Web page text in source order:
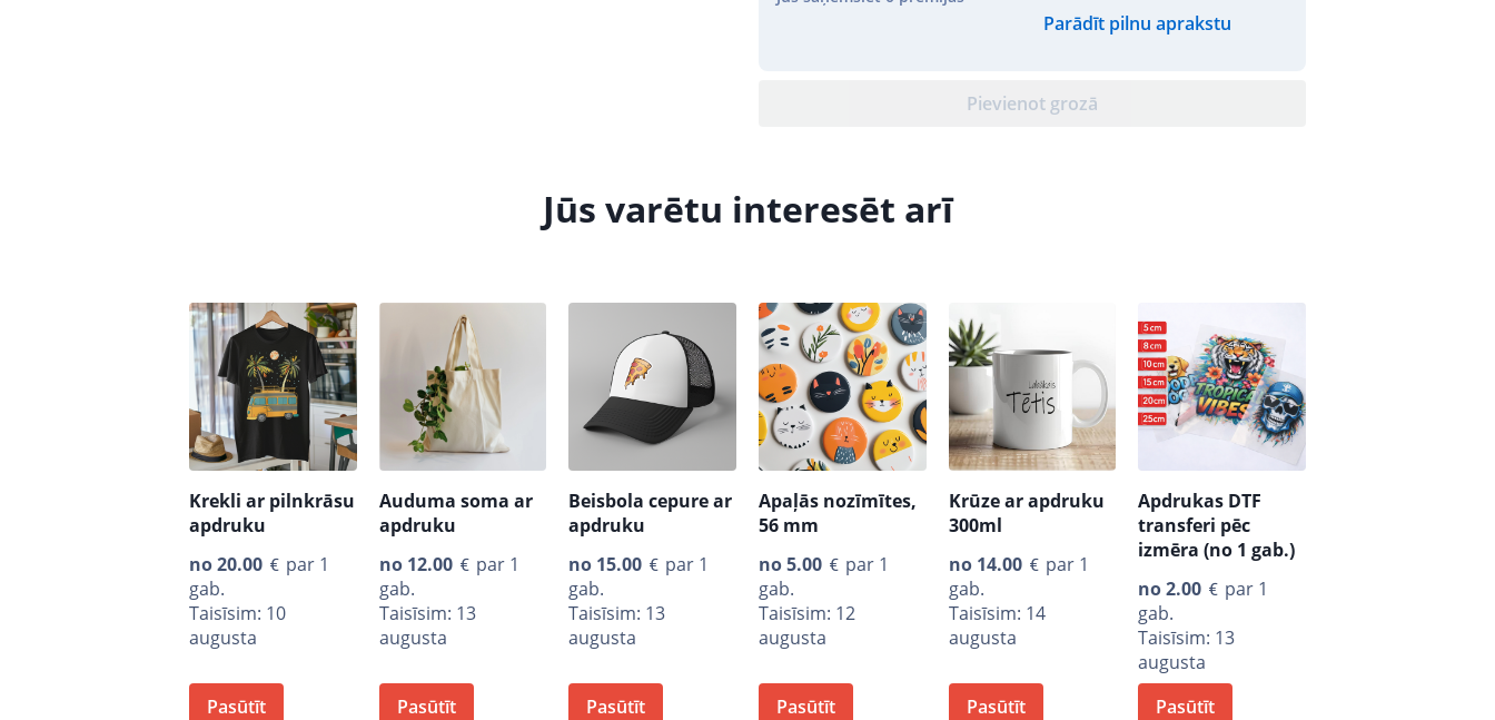
Parādīt pilnu aprakstu
Pievienot grozā
Jūs varētu interesēt arī
Krekli ar pilnkrāsu
apdruku
no20.00
par 1
gab.
Taisīsim: 10
augusta
Pasūtīt
Auduma soma ar
apdruku
no 12.00
par 1
gab.
Taisīsim: 13
augusta
Pasūtīt
Beisbola cepure ar
apdruku
no 15.00
par 1
gab.
Taisīsim: 13
augusta
Pasūtīt
Apaļās nozīmītes,
56 mm
no5.00
par 1
gab.
Taisīsim: 12
augusta
Pasūtīt
Krūze ar apdruku
300ml
no 14.00
par 1
gab.
Taisīsim: 14
augusta
Pasūtīt
Apdrukas DTF
transferi pēc
izmēra (no 1 gab.)
no2.00
par 1
gab.
Taisīsim: 13
augusta
Pasūtīt